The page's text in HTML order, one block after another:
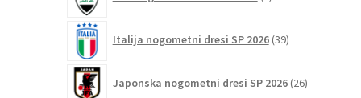
izdelka
Italija nogometni dresi SP 2026 39izdelkov
Japonska nogometni dresi SP 2026 26izdelkov